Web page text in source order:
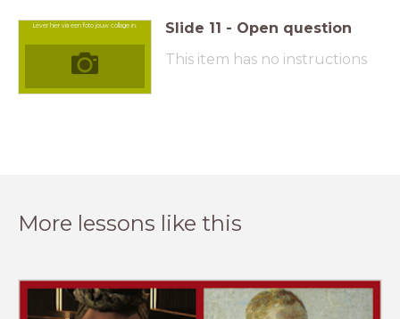
Lever hier via een foto jouw collage in. Slide 11 - Open question
This item has no instructions
More lessons like this